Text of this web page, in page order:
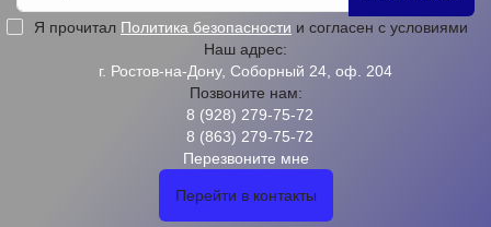
Я прочитал Политика безопасности и согласен с условиями
Наш адрес:
г. Ростов-на-Дону, Соборный 24, оф. 204
Позвоните нам:
8 (928) 279-75-72
8 (863) 279-75-72
Перезвоните мне
Перейти в контакты